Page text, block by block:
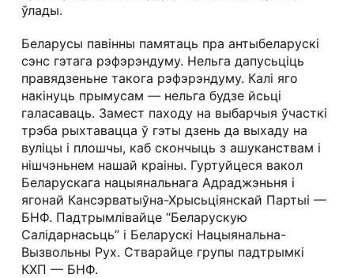
ўлады.
Беларусы павінны памятаць пра антыбеларускі
сэнс гэтага рэфэрэндуму. Нельга дапусьціць
правядзеньне такога рэфэрэндуму. Калі яго
накінуць прымусам — нельга будзе йсьці
галасаваць. Замест паходу на выбарчыя ўчасткі
трэба рыхтавацца ў гэты дзень да выхаду на
вуліцы і плошчы, каб скончыць з ашуканствам і
нішчэньнем нашай краіны. Гуртуйцеся вакол
Беларускага нацыянальнага Адраджэньня і
ягонай Кансэрватыўна-Хрысьціянскай Партыі —
БНФ. Падтрымлівайце “Беларускую
Салідарнасьць” і Беларускі Нацыянальна-
Вызвольны Рух. Стварайце групы падтрымкі
КХП — БНФ.